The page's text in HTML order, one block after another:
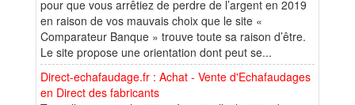
pour que vous arrêtiez de perdre de l’argent en 2019
en raison de vos mauvais choix que le site «
Comparateur Banque » trouve toute sa raison d’être.
Le site propose une orientation dont peut se...
Direct-echafaudage.fr : Achat - Vente d'Echafaudages
en Direct des fabricants